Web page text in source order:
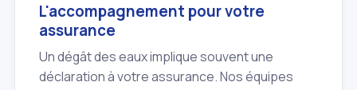
L'accompagnement pour votre
assurance
Un dégât des eaux implique souvent une
déclaration à votre assurance. Nos équipes